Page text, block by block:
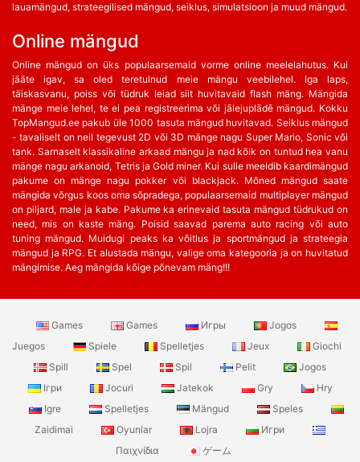
lauamängud, strateegilised mängud, seiklus, simulatsioon ja muud mängud.
Online mängud
Online mängud on üks populaarsemaid vorme online meelelahutus. Kui
jääte igav, sa oled teretulnud meie mängu veebilehel. Iga laps,
täiskasvanu, poiss või tüdruk leiad siit huvitavaid flash mäng. Mängida
mänge meie lehel, te ei pea registreerima või jālejuplādē mängud. Kokku
TopMangud.ee pakub üle 1000 tasuta mängud huvitavad. Seiklus mängud
- tavaliselt on neil tegevust 2D või 3D mänge nagu Super Mario, Sonic või
tank. Sarnaselt klassikaline arkaad mängu ja nad kõik on tuntud hea vanu
mänge nagu arkanoid, Tetris ja Gold miner. Kui sulle meeldib kaardimängud
pakume on mänge nagu pokker või blackjack. Mõned mängud saate
mängida võrgus koos oma sõpradega, populaarsemaid multiplayer mängud
on piljard, male ja kabe. Pakume ka erinevaid tasuta mängud tüdrukud on
need, mis on kaste mäng. Poisid saavad parema auto racing või auto
tuning mängud. Muidugi peaks ka võitlus ja sportmängud ja strateegia
mängud ja RPG. Et alustada mängu, valige oma kategooria ja on huvitatud
mängimise. Aeg mängida kõige põnevam mäng!!!
Games Games Игры
Jogos
Juegos
Spiele Spelletjes Jeux
Giochi
Spill
Spel Spil Pelit
Jogos
Ігри
Jocuri Jatekok Gry
Hry
Igre
Spelletjes Mängud
Speles
Zaidimai
Oyunlar Lojra
Игри
Παιχνίδια
ゲーム